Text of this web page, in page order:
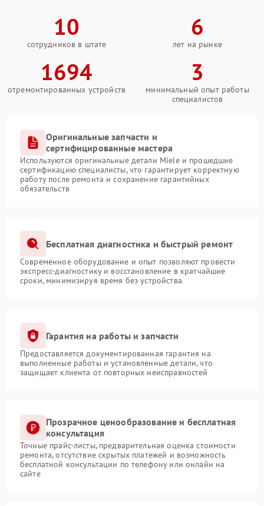
10
сотрудников в штате
6
лет на рынке
1694
отремонтированных устройств
3
минимальный опыт работы
специалистов
Оригинальные запчасти и
сертифицированные мастера
Используются оригинальные детали Miele и прошедшие
сертификацию специалисты, что гарантирует корректную
работу после ремонта и сохранение гарантийных
обязательств
Бесплатная диагностика и быстрый ремонт
Современное оборудование и опыт позволяют провести
экспресс-диагностику и восстановление в кратчайшие
сроки, минимизируя время без устройства
Гарантия на работы и запчасти
Предоставляется документированная гарантия на
выполненные работы и установленные детали, что
защищает клиента от повторных неисправностей
Прозрачное ценообразование и бесплатная
консультация
Точные прайс-листы, предварительная оценка стоимости
ремонта, отсутствие скрытых платежей и возможность
бесплатной консультации по телефону или онлайн на
сайте